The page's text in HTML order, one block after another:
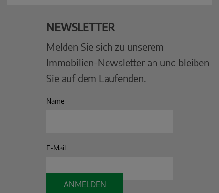
NEWSLETTER
Melden Sie sich zu unserem
Immobilien-Newsletter an und bleiben
Sie auf dem Laufenden.
Name
E-Mail
ANMELDEN